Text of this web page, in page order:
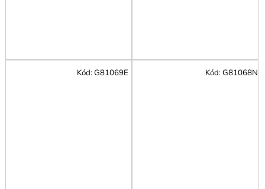
Kód:G81069E Kód:G81068N